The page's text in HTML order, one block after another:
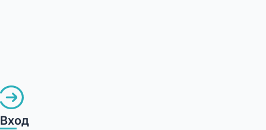
Вход